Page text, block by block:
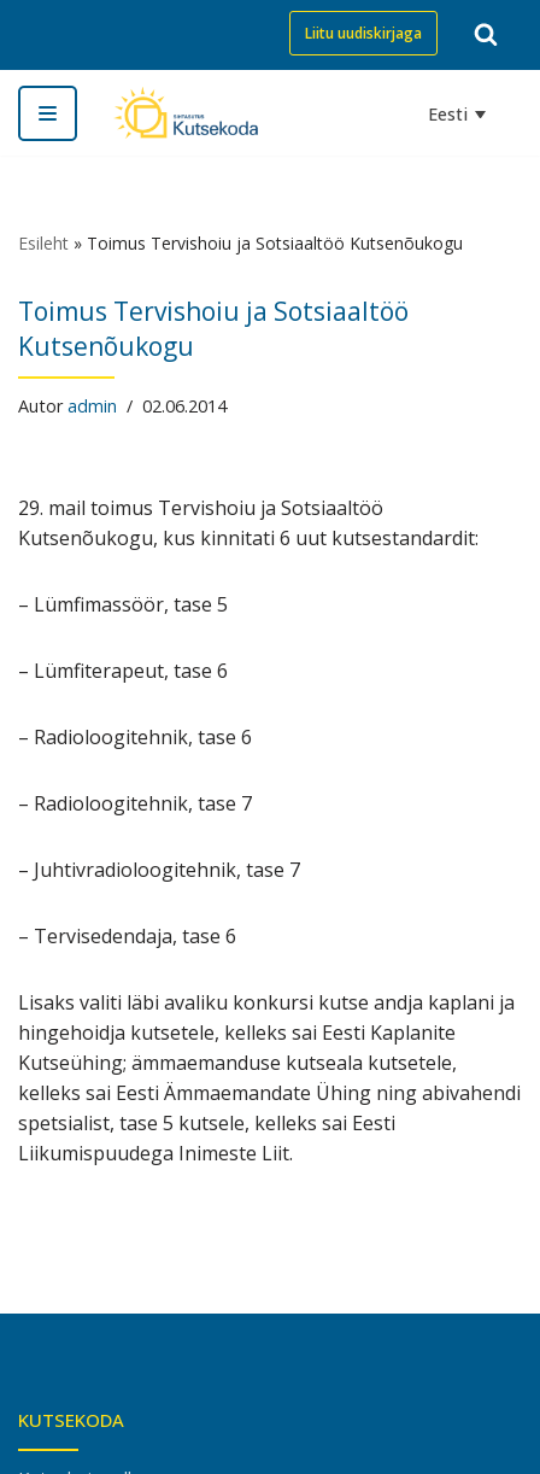
Skip
to
content
Liitu uudiskirjaga
Eesti
Esileht » Toimus Tervishoiu ja Sotsiaaltöö Kutsenõukogu
Toimus Tervishoiu ja Sotsiaaltöö
Kutsenõukogu
Autoradmin 02.06.2014
29. mail toimus Tervishoiu ja Sotsiaaltöö
Kutsenõukogu, kus kinnitati 6 uut kutsestandardit:
– Lümfimassöör, tase 5
– Lümfiterapeut, tase 6
– Radioloogitehnik, tase 6
– Radioloogitehnik, tase 7
– Juhtivradioloogitehnik, tase 7
– Tervisedendaja, tase 6
Lisaks valiti läbi avaliku konkursi kutse andja kaplani ja
hingehoidja kutsetele, kelleks sai Eesti Kaplanite
Kutseühing; ämmaemanduse kutseala kutsetele,
kelleks sai Eesti Ämmaemandate Ühing ning abivahendi
spetsialist, tase 5 kutsele, kelleks sai Eesti
Liikumispuudega Inimeste Liit.
KUTSEKODA